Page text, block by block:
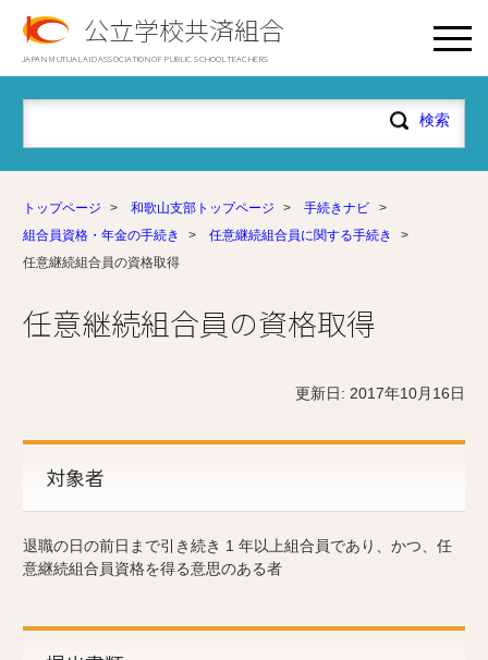
公立学校共済組合
JAPAN MUTUAL AID ASSOCIATION OF PUBLIC SCHOOL TEACHERS
トップページ > 和歌山支部トップページ > 手続きナビ
>
組合員資格・年金の手続き
> 任意継続組合員に関する手続き
>
任意継続組合員の資格取得
任意継続組合員の資格取得
更新日: 2017年10月16日
対象者
退職の日の前日まで引き続き 1 年以上組合員であり、かつ、任
意継続組合員資格を得る意思のある者